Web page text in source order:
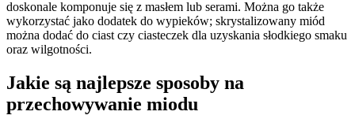
doskonale komponuje się z masłem lub serami. Można go także
wykorzystać jako dodatek do wypieków; skrystalizowany miód
można dodać do ciast czy ciasteczek dla uzyskania słodkiego smaku
oraz wilgotności.
Jakie są najlepsze sposoby na
przechowywanie miodu